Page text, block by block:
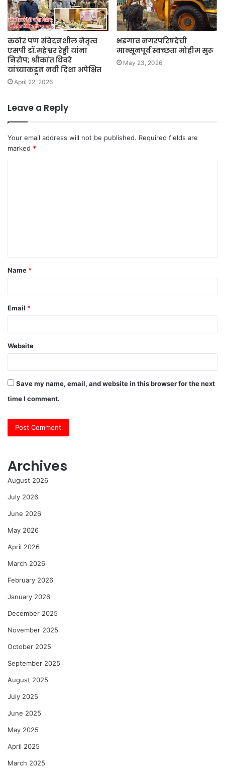
कठोर पण संवेदनशील नेतृत्व
एसपी डॉ.महेश्वर रेड्डी यांना
निरोप; श्रीकांत धिवरे
यांच्याकडून नवी दिशा अपेक्षित
April 22, 2026
भडगाव नगरपरिषदेची
मान्सूनपूर्व स्वच्छता मोहीम सुरू
May 23, 2026
Leave a Reply
Your email address will not be published. Required fields are
marked *
t
*
Name *
Email *
Website
Save my name, email, and website in this browser for the next
time I comment.
Archives
August 2026
July 2026
June 2026
May 2026
April 2026
March 2026
February 2026
January 2026
December 2025
November 2025
October 2025
September 2025
August 2025
July 2025
June 2025
May 2025
April 2025
March 2025